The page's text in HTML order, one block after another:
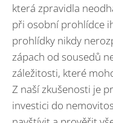
která zpravidla
při osobní prohlídce
prohlídky nikdy
zápach od sousedů
záležitosti, které
Z naší zkušenosti je
investici do